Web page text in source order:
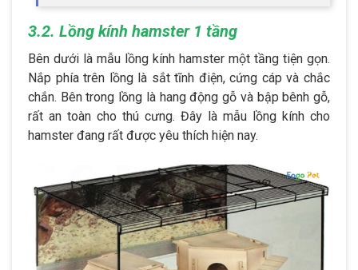
3.2. Lồng kính hamster 1 tầng
Bên dưới là mẫu lồng kính hamster một tầng tiện gọn.
Nắp phía trên lồng là sắt tĩnh điện, cứng cáp và chắc
chắn. Bên trong lồng là hang động gỗ và bập bênh gỗ,
rất an toàn cho thú cưng. Đây là mẫu lồng kính cho
hamster đang rất được yêu thích hiện nay.